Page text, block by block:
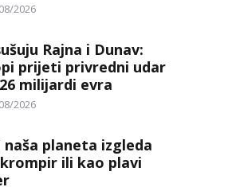
2026
Rajna i Dunav:
prijeti privredni udar
milijardi evra
2026
naša planeta izgleda
ili kao plavi